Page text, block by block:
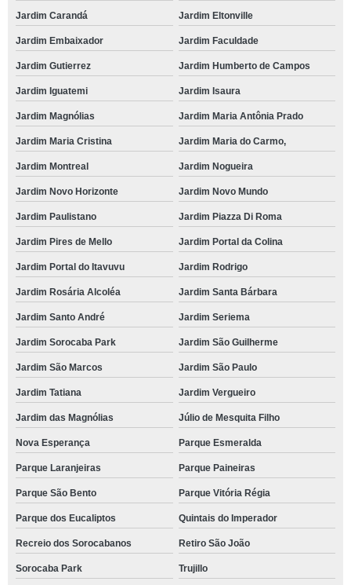
Jardim Carandá Jardim Eltonville
Jardim Embaixador Jardim Faculdade
Jardim Gutierrez Jardim Humberto de Campos
Jardim Iguatemi Jardim Isaura
Jardim Magnólias Jardim Maria Antônia Prado
Jardim Maria Cristina Jardim Maria do Carmo,
Jardim Montreal Jardim Nogueira
Jardim Novo Horizonte Jardim Novo Mundo
Jardim Paulistano Jardim Piazza Di Roma
Jardim Pires de Mello Jardim Portal da Colina
Jardim Portal do Itavuvu Jardim Rodrigo
Jardim Rosária Alcoléa Jardim Santa Bárbara
Jardim Santo André Jardim Seriema
Jardim Sorocaba Park Jardim São Guilherme
Jardim São Marcos Jardim São Paulo
Jardim Tatiana Jardim Vergueiro
Jardim das Magnólias Júlio de Mesquita Filho
Nova Esperança Parque Esmeralda
Parque Laranjeiras Parque Paineiras
Parque São Bento Parque Vitória Régia
Parque dos Eucaliptos Quintais do Imperador
Recreio dos Sorocabanos Retiro São João
Sorocaba Park Trujillo